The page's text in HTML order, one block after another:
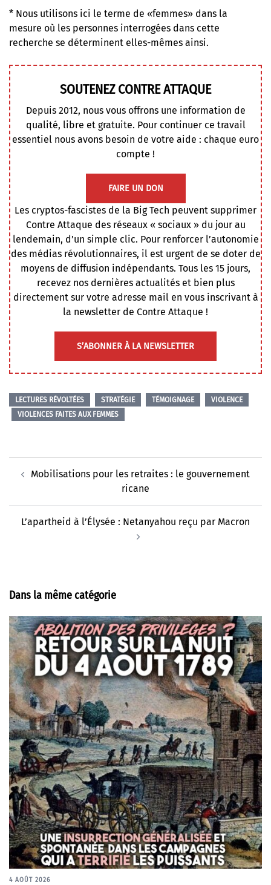
* Nous utilisons ici le terme de «femmes» dans la
mesure où les personnes interrogées dans cette
recherche se déterminent elles-mêmes ainsi.
SOUTENEZ CONTRE ATTAQUE
Depuis 2012, nous vous offrons une information de
qualité, libre et gratuite. Pour continuer ce travail
essentiel nous avons besoin de votre aide : chaque euro
compte !
FAIRE UN DON
Les cryptos-fascistes de la Big Tech peuvent supprimer
Contre Attaque des réseaux « sociaux » du jour au
lendemain, d’un simple clic. Pour renforcer l’autonomie
des médias révolutionnaires, il est urgent de se doter de
moyens de diffusion indépendants. Tous les 15 jours,
recevez nos dernières actualités et bien plus
directement sur votre adresse mail en vous inscrivant à
la newsletter de Contre Attaque !
S’ABONNER À LA NEWSLETTER
LECTURES RÉVOLTÉES STRATÉGIE TÉMOIGNAGE
VIOLENCE
VIOLENCES FAITES AUX FEMMES
d’article
Mobilisations pour les retraites : le gouvernement
ricane
L’apartheid à l’Élysée : Netanyahou reçu par Macron
Dans la même catégorie
4 AOÛT 2026